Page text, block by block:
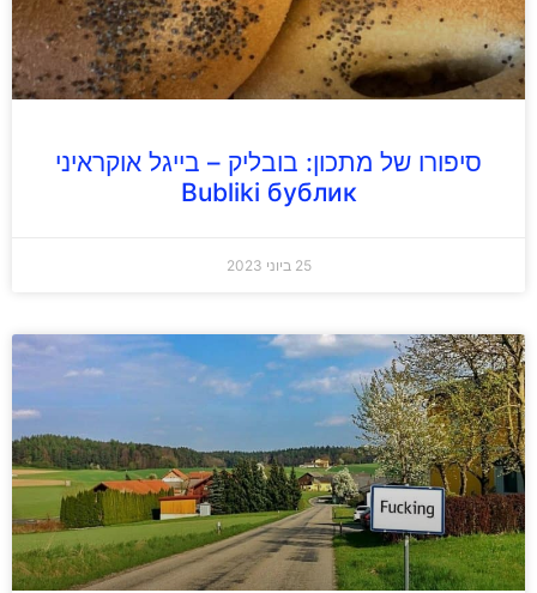
סיפורו של מתכון: בובליק – בייגל אוקראיני
Bubliki бублик
25 ביוני 2023